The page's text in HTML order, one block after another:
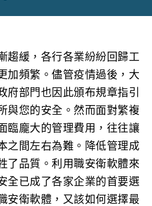
趨緩，各行各業紛紛回歸工
加頻繁。儘管疫情過後，大
府部門也因此頒布規章指引
與您的安全。然而面對繁複
臨龐大的管理費用，往往讓
之間左右為難。降低管理成
了品質。利用職安衛軟體來
全已成了各家企業的首要選
安衛軟體，又該如何選擇最